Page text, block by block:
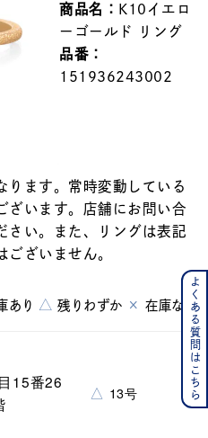
のみ すべて表示
商品名： K10イエロ
ーゴールド リング
品番：
151936243002
ります。常時変動している
ざいます。店舗にお問い合
さい。また、リングは表記
ございません。
あり △ 残りわずか × 在庫なし
15番26
△ 13号 よくある質問はこちら